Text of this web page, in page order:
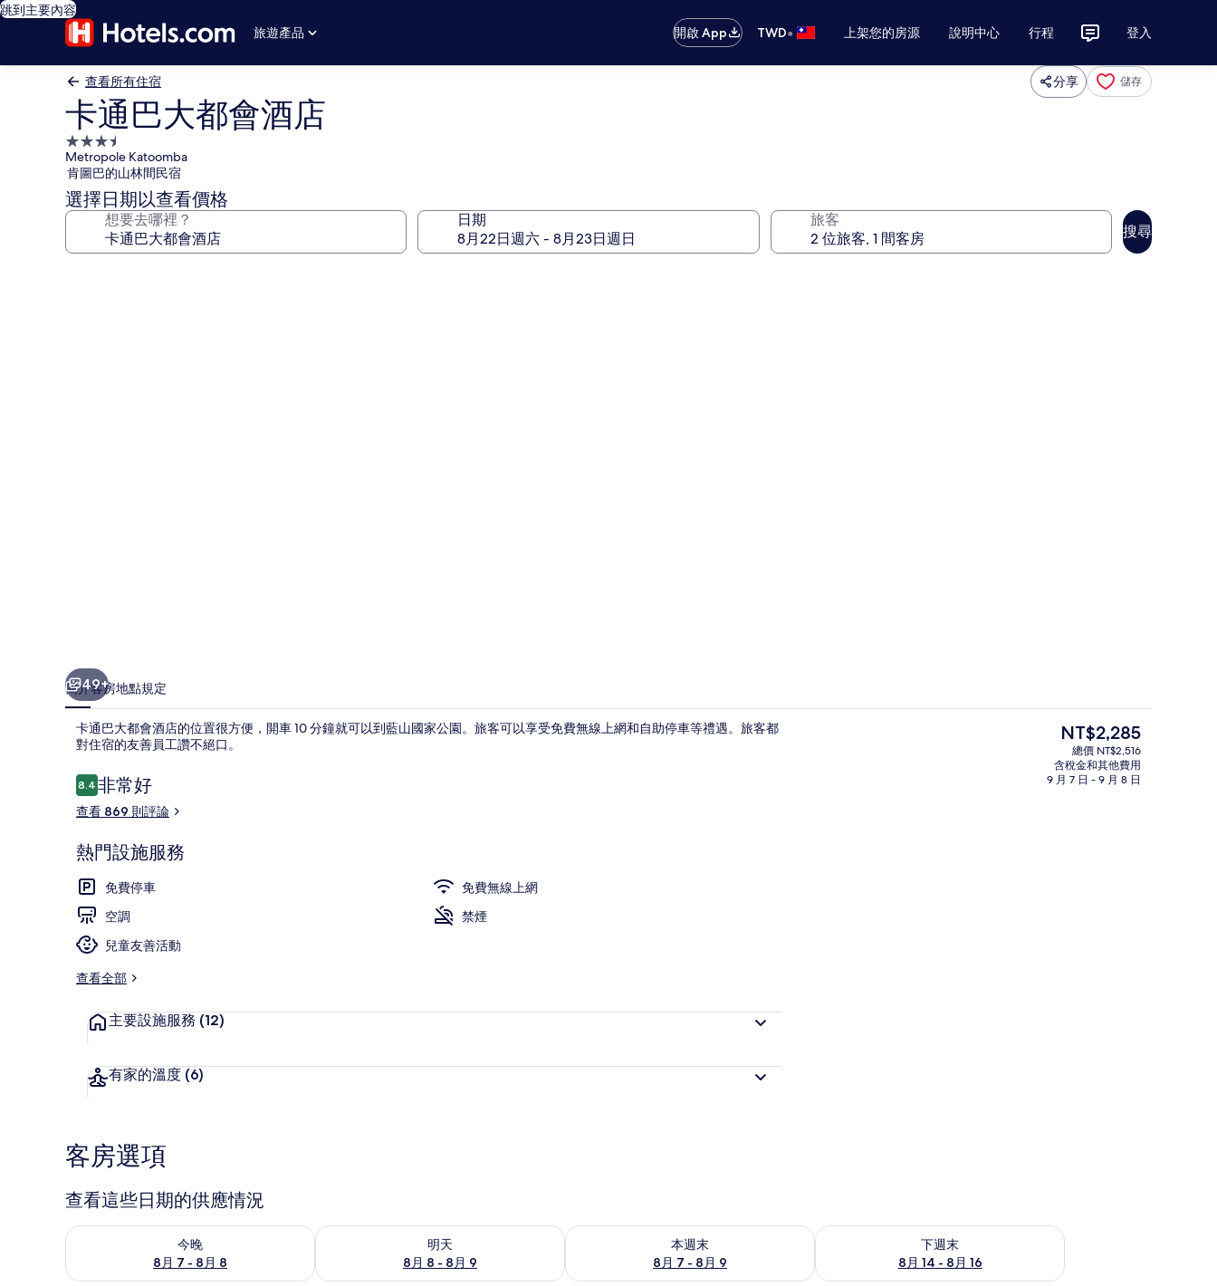
跳到主要內容
旅遊產品
開啟 App TWD• 上架您的房源 說明中心 行程 登入
查看所有住宿 分享 儲存
卡通巴大都會酒店
3.5
星
級
住
宿
Metropole Katoomba
肯圖巴的山林間民宿
選擇日期以查看價格
想要去哪裡？ 日期 旅客
搜尋
豪華雙人或雙床房, 1 間臥室 | 高級寢具、迷你吧、遮光布/窗簾、熨斗/熨衣板
室內細部
49+
簡介客房地點規定
卡通巴大都會酒店的位置很方便，開車 10 分鐘就可以到藍山國家公園。旅客可以享受免費無線上網和自助停車等禮遇。旅客都
對住宿的友善員工讚不絕口。
評
論
8.48.4 分，滿分 10 分，
非常好
查看 869 則評論
熱門設施服務
免費停車
免費無線上網
空調
禁煙
兒童友善活動
查看全部
主要設施服務 (12)
有家的溫度 (6)
目
的
價
NT$2,285
總價 NT$2,516
含稅金和其他費用
9 月 7 日 - 9 月 8 日
客房選項
查看這些日期的供應情況
今晚
8月 7 - 8月 8
查看今晚 (8月 7 - 8月 8) 的供應情況
明天
8月 8 - 8月 9
查看明天 (8月 8 - 8月 9) 的供應情況
本週末
8月 7 - 8月 9
查看本週末 (8月 7 - 8月 9) 的供應情況
下週末
8月 14 - 8月 16
查看下週末 (8月 14 - 8月 16) 的供應情況